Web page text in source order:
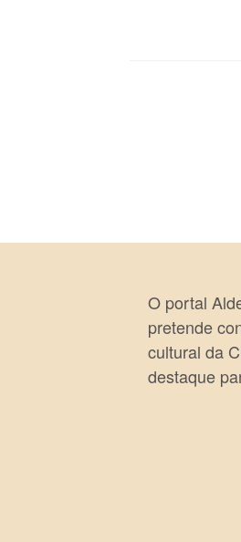
O portal
pretende
cultural da
destaque